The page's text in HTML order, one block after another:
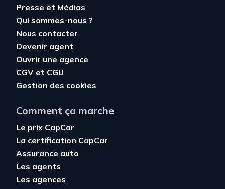
Presse et Médias
Qui sommes-nous ?
Nous contacter
Devenir agent
Ouvrir une agence
CGV et CGU
Gestion des cookies
Comment ça marche
Le prix CapCar
La certification CapCar
Assurance auto
Les agents
Les agences